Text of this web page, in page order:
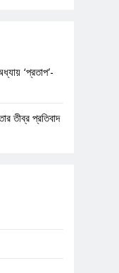
‘প্রতাপ’-
তীব্র প্রতিবাদ